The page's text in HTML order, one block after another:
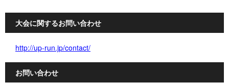
大会に関するお問い合わせ
http://up-run.jp/contact/
お問い合わせ